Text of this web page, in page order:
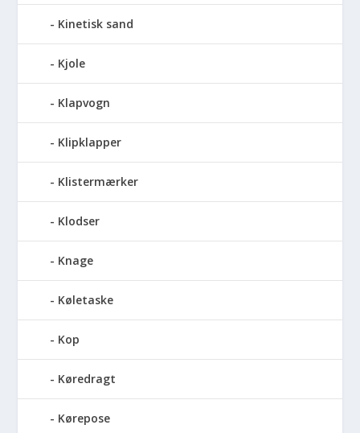
Kinetisk sand
Kjole
Klapvogn
Klipklapper
Klistermærker
Klodser
Knage
Køletaske
Kop
Køredragt
Kørepose